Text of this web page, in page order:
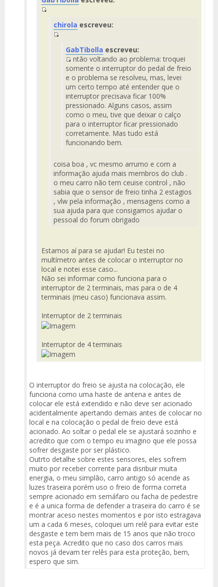
Mensaje
del
Mensaje
chirola escreveu:
del
Mensaje
GabTibolla escreveu:
Fuente
del
Mensaje
ntão voltando ao problema: troquei
somente o interruptor do pedal de freio
e o problema se resolveu, mas, levei
um certo tempo até entender que o
interruptor precisava ficar 100%
pressionado. Alguns casos, assim
como o meu, tive que deixar o calço
para o interruptor ficar pressionado
corretamente. Mas tudo está
funcionando bem.
coisa boa , vc mesmo arrumo e com a
informação ajuda mais membros do club .
o meu carro não tem ceuise control , não
sabia que o sensor de freio tinha 2 estagios
, vlw pela informação , mensagens como a
sua ajuda para que consigamos ajudar o
pessoal do forum obrigado
Estamos aí para se ajudar! Eu testei no
multímetro antes de colocar o interruptor no
local e notei esse caso...
Não sei informar como funciona para o
interruptor de 2 terminais, mas para o de 4
terminais (meu caso) funcionava assim.
Interruptor de 2 terminais
Interruptor de 4 terminais
O interruptor do freio se ajusta na colocação, ele
funciona como uma haste de antena e antes de
colocar ele está extendido e não deve ser acionado
acidentalmente apertando demais antes de colocar no
local e na colocação o pedal de freio deve está
acionado. Ao soltar o pedal ele se ajustará sozinho e
acredito que com o tempo eu imagino que ele possa
sofrer desgaste por ser plástico.
Outrto detalhe sobre estes sensores, eles sofrem
muito por receber corrente para disribuir muita
energia, o meu simplão, carro antigo só acende as
luzes traseira porém uso o freio de forma correta
sempre acionado em semáfaro ou facha de pedestre
e é a unica forma de defender a traseira do carro é se
montrar aceso nestes momentos e por isto estragava
um a cada 6 meses, coloquei um relê para evitar este
desgaste e tem bem mais de 15 anos que não troco
esta peça. Acredito que no caso dos carros mais
novos já devam ter relês para esta proteção, bem,
espero que sim.